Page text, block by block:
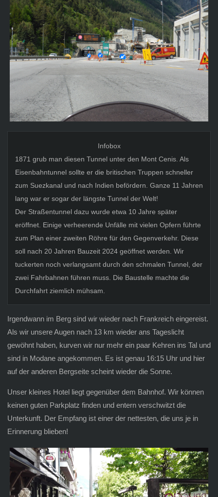
Infobox
1871 grub man diesen Tunnel unter den Mont Cenis. Als
Eisenbahntunnel sollte er die britischen Truppen schneller
zum Suezkanal und nach Indien befördern. Ganze 11 Jahren
lang war er sogar der längste Tunnel der Welt!
Der Straßentunnel dazu wurde etwa 10 Jahre später
eröffnet. Einige verheerende Unfälle mit vielen Opfern führte
zum Plan einer zweiten Röhre für den Gegenverkehr. Diese
soll nach 20 Jahren Bauzeit 2024 geöffnet werden. Wir
tuckerten noch verlangsamt durch den schmalen Tunnel, der
zwei Fahrbahnen führen muss. Die Baustelle machte die
Durchfahrt ziemlich mühsam.
Irgendwann im Berg sind wir wieder nach Frankreich eingereist.
Als wir unsere Augen nach 13 km wieder ans Tageslicht
gewöhnt haben, kurven wir nur mehr ein paar Kehren ins Tal und
sind in Modane angekommen. Es ist genau 16:15 Uhr und hier
auf der anderen Bergseite scheint wieder die Sonne.
Unser kleines Hotel liegt gegenüber dem Bahnhof. Wir können
keinen guten Parkplatz finden und entern verschwitzt die
Unterkunft. Der Empfang ist einer der nettesten, die uns je in
Erinnerung blieben!